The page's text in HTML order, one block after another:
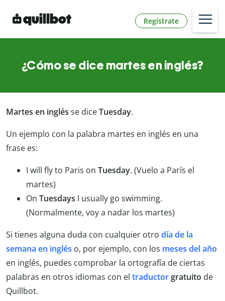
Regístrate
¿Cómo se dice martes en inglés?
Martes en inglés se diceTuesday.
Un ejemplo con la palabra martes en inglés en una
frase es:
I will fly to Paris on Tuesday. (Vuelo a París el
martes)
On Tuesdays I usually go swimming.
(Normalmente, voy a nadar los martes)
Si tienes alguna duda con cualquier otro día de la
semana en inglés o, por ejemplo, con los meses del año
en inglés, puedes comprobar la ortografía de ciertas
palabras en otros idiomas con el traductorgratuito de
Quillbot.